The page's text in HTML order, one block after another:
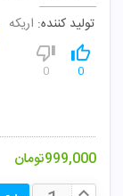
تولید کننده: اریکه
0
0
999,000تومان